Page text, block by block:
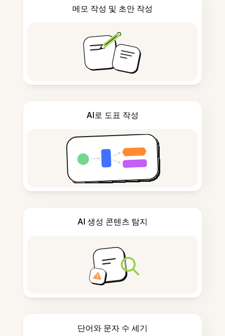
메모 작성 및 초안 작성
AI로 도표 작성
AI 생성 콘텐츠 탐지
단어와 문자 수 세기